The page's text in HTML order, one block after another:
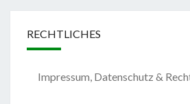
RECHTLICHES
Impressum, Datenschutz &